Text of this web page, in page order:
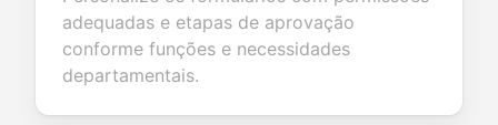
adequadas e etapas de aprovação
conforme funções e necessidades
departamentais.